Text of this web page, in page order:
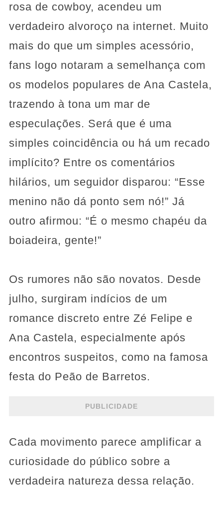
rosa de cowboy, acendeu um
verdadeiro alvoroço na internet. Muito
mais do que um simples acessório,
fans logo notaram a semelhança com
os modelos populares de Ana Castela,
trazendo à tona um mar de
especulações. Será que é uma
simples coincidência ou há um recado
implícito? Entre os comentários
hilários, um seguidor disparou: “Esse
menino não dá ponto sem nó!” Já
outro afirmou: “É o mesmo chapéu da
boiadeira, gente!”
Os rumores não são novatos. Desde
julho, surgiram indícios de um
romance discreto entre Zé Felipe e
Ana Castela, especialmente após
encontros suspeitos, como na famosa
festa do Peão de Barretos.
PUBLICIDADE
Cada movimento parece amplificar a
curiosidade do público sobre a
verdadeira natureza dessa relação.